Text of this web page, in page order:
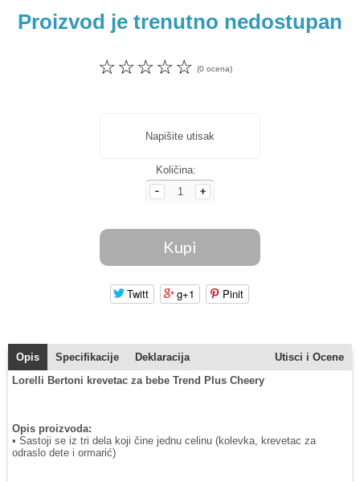
Proizvod je trenutno nedostupan
☆
☆
☆
☆
☆ (0 ocena)
Napišite utisak
Količina:
Twitt g+1 Pinit
Opis Specifikacije Deklaracija
Utisci i Ocene
Lorelli Bertoni krevetac za bebe Trend Plus Cheery
Opis proizvoda:
• Sastoji se iz tri dela koji čine jednu celinu (kolevka, krevetac za
odraslo dete i ormarić)